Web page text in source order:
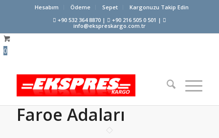
Hesabım Ödeme Sepet
Kargonuzu Takip Edin
+90 532 364 8870 |
+90 216 505 0 501 |
info@ekspreskargo.com.tr
0
Faroe Adaları